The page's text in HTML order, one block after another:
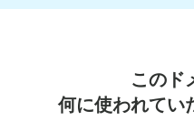
このド
何に使われてい